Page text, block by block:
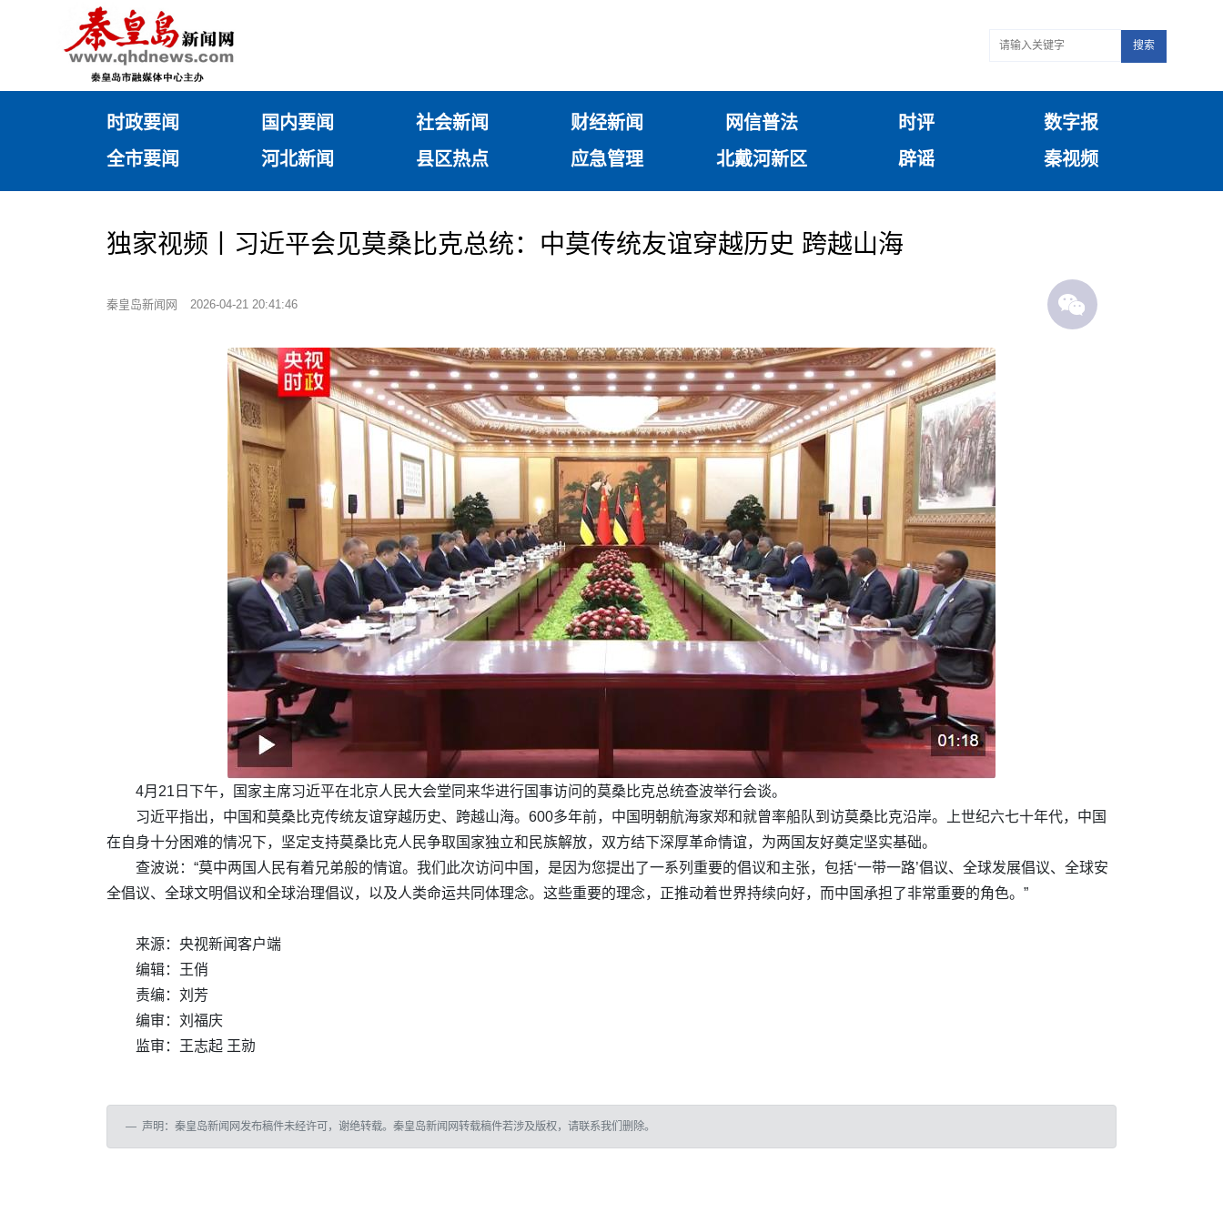
搜索
时政要闻 国内要闻 社会新闻 财经新闻 网信普法 时评
数字报
全市要闻
河北新闻 县区热点 应急管理 北戴河新区 辟谣 秦视频
独家视频丨习近平会见莫桑比克总统：中莫传统友谊穿越历史 跨越山海
秦皇岛新闻网 2026-04-21 20:41:46
4月21日下午，国家主席习近平在北京人民大会堂同来华进行国事访问的莫桑比克总统查波举行会谈。
习近平指出，中国和莫桑比克传统友谊穿越历史、跨越山海。600多年前，中国明朝航海家郑和就曾率船队到访莫桑比克沿岸。上世纪六七十年代，中国
在自身十分困难的情况下，坚定支持莫桑比克人民争取国家独立和民族解放，双方结下深厚革命情谊，为两国友好奠定坚实基础。
查波说：“莫中两国人民有着兄弟般的情谊。我们此次访问中国，是因为您提出了一系列重要的倡议和主张，包括‘一带一路’倡议、全球发展倡议、全球安
全倡议、全球文明倡议和全球治理倡议，以及人类命运共同体理念。这些重要的理念，正推动着世界持续向好，而中国承担了非常重要的角色。”
来源：央视新闻客户端
编辑：王俏
责编：刘芳
编审：刘福庆
监审：王志起 王勍
声明：秦皇岛新闻网发布稿件未经许可，谢绝转载。秦皇岛新闻网转载稿件若涉及版权，请联系我们删除。